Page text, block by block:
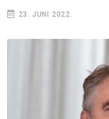
23. JUNI 2022.